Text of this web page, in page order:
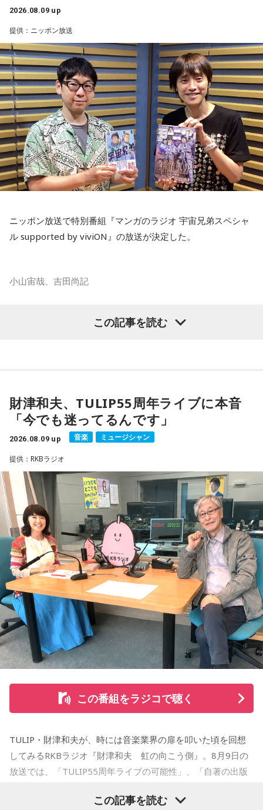
2026.08.09 up
提供：ニッポン放送
ニッポン放送で特別番組『マンガのラジオ 宇宙兄弟スペシャ
ル supported by viviON』の放送が決定した。
小山宙哉、吉田尚記
パーソナリティを務め、漫画にまつわるゲストを迎えるポッ
18年に及ぶ「宇宙兄弟」の連載完結のタイミングでの出演と
なり、「宇宙兄弟」誕生のエピソードや「キャラクターに出
会う」というキャラクター造形について、ストーリーの発想
小山宙哉をゲストに迎える特別番組『マンガのラジオ 宇宙兄
弟スペシャル supported by viviON』は8月16日（日）19時
から放送。放送後には、地上波本編で未公開の音源を含むデ
ィレクターズカット版のポッドキャスト配信も予定してい
る。
【小山宙哉プロフィール】
1978年生 京都府出身 京都市立銅駝美術工芸高等学校（現：
京都市立美術工芸高等学校）、大阪市立デザイン教育研究所
卒業。デザイン会社勤務を経て、「モーニング」に持ち込み
をした『ジジジイ』で第14回MANGA OPEN審査委員賞（わ
たせせいぞう賞）受賞。『劇団JET’S』で第15回MANGA
OPEN大賞受賞。2006年『ハルジャン』『ジジジイ-GGG-』
を連載。
2007年12月、初の週刊連載作品『宇宙兄弟』連載開始。同作
で2010年 第56回小学館漫画賞一般向け部門、2011年 第35回
講談社漫画賞一般部門、2014年 手塚治虫文化賞読者賞を受
賞。TVアニメ、実写映画等、多くのメディアミックスを果た
この記事を読む
財津和夫、TULIP55周年ライブに本音
「今でも迷ってるんです」
2026.08.09 up 音楽 ミュージシャン
提供：RKBラジオ
この番組をラジコで聴く
TULIP・財津和夫が、時には音楽業界の扉を叩いた頃を回想
してみるRKBラジオ『財津和夫 虹の向こう側』。8月9日の
放送では、「TULIP55周年ライブの可能性」、「自著の出版
た古今のトピックスが盛りだくさんです。
この記事を読む